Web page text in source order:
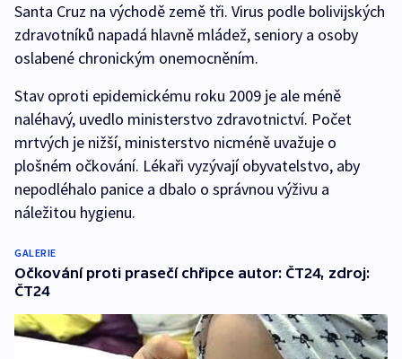
Santa Cruz na východě země tři. Virus podle bolivijských
zdravotníků napadá hlavně mládež, seniory a osoby
oslabené chronickým onemocněním.
Stav oproti epidemickému roku 2009 je ale méně
naléhavý, uvedlo ministerstvo zdravotnictví. Počet
mrtvých je nižší, ministerstvo nicméně uvažuje o
plošném očkování. Lékaři vyzývají obyvatelstvo, aby
nepodléhalo panice a dbalo o správnou výživu a
náležitou hygienu.
GALERIE
Očkování proti prasečí chřipce autor: ČT24, zdroj:
ČT24